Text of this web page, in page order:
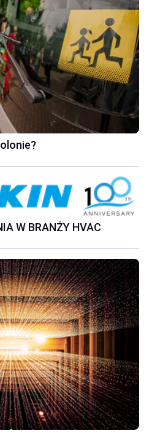
W BRANŻY HVAC